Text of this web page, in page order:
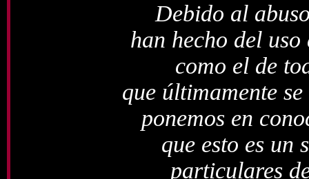
Debido al
han hecho del
como el de
que últimamente
ponemos en
que esto es un
particulares